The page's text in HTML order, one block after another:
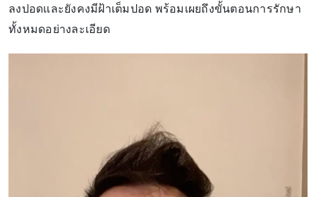
ลงปอดและยังคงมีฝ้าเต็มปอด พร้อมเผยถึงขั้นตอนการรักษา
ทั้งหมดอย่างละเอียด